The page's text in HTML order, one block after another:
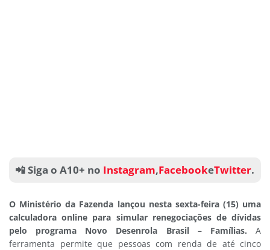
📲 Siga o A10+ no Instagram,FacebookeTwitter.
O Ministério da Fazenda lançou nesta sexta-feira (15) uma
calculadora online para simular renegociações de dívidas
pelo programa Novo Desenrola Brasil – Famílias. A
ferramenta permite que pessoas com renda de até cinco